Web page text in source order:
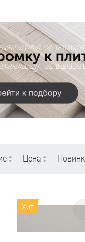
Цена
Хит